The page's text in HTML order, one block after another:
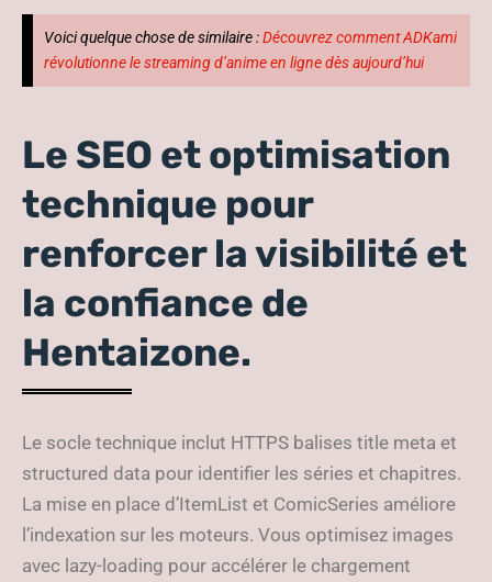
Voici quelque chose de similaire :Découvrez comment ADKami
révolutionne le streaming d’anime en ligne dès aujourd’hui
Le SEO et optimisation
technique pour
renforcer la visibilité et
la confiance de
Hentaizone.
Le socle technique inclut HTTPS balises title meta et
structured data pour identifier les séries et chapitres.
La mise en place d’ItemList et ComicSeries améliore
l’indexation sur les moteurs. Vous optimisez images
avec lazy-loading pour accélérer le chargement